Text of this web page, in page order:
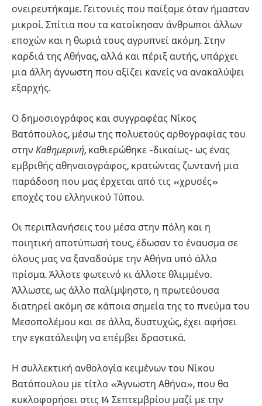
ονειρευτήκαμε. Γειτονιές που παίξαμε όταν ήμασταν
μικροί. Σπίτια που τα κατοίκησαν άνθρωποι άλλων
εποχών και η θωριά τους αγρυπνεί ακόμη. Στην
καρδιά της Αθήνας, αλλά και πέριξ αυτής, υπάρχει
μια άλλη άγνωστη που αξίζει κανείς να ανακαλύψει
εξαρχής.
Ο δημοσιογράφος και συγγραφέας Νίκος
Βατόπουλος, μέσω της πολυετούς αρθογραφίας του
στην Καθημερινή, καθιερώθηκε -δικαίως- ως ένας
εμβριθής αθηναιογράφος, κρατώντας ζωντανή μια
παράδοση που μας έρχεται από τις «χρυσές»
εποχές του ελληνικού Τύπου.
Οι περιπλανήσεις του μέσα στην πόλη και η
ποιητική αποτύπωσή τους, έδωσαν το έναυσμα σε
όλους μας να ξαναδούμε την Αθήνα υπό άλλο
πρίσμα. Άλλοτε φωτεινό κι άλλοτε θλιμμένο.
Άλλωστε, ως άλλο παλίμψηστο, η πρωτεύουσα
διατηρεί ακόμη σε κάποια σημεία της το πνεύμα του
Μεσοπολέμου και σε άλλα, δυστυχώς, έχει αφήσει
την εγκατάλειψη να επέμβει δραστικά.
Η συλλεκτική ανθολογία κειμένων του Νίκου
Βατόπουλου με τίτλο «Άγνωστη Αθήνα», που θα
κυκλοφορήσει στις 14 Σεπτεμβρίου μαζί με την